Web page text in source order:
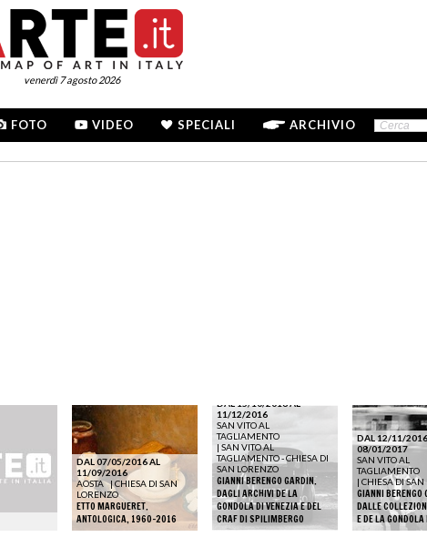
venerdì 7 agosto 2026
FOTO VIDEO SPECIALI ARCHIVIO
DAL 07/05/2016 AL
11/09/2016
AOSTA |CHIESA DI SAN
LORENZO
ETTO MARGUERET.
ANTOLOGICA, 1960-2016
DAL 15/10/2016 AL
11/12/2016
SAN VITO AL
TAGLIAMENTO
| SAN VITO AL
TAGLIAMENTO - CHIESA DI
SAN LORENZO
GIANNI BERENGO GARDIN.
DAGLI ARCHIVI DE LA
GONDOLA DI VENEZIA E DEL
CRAF DI SPILIMBERGO
DAL 12/11/
08/01/2017
SAN VITO AL
TAGLIAMENTO
| CHIESA DI SAN
GIANNI BERENGO
DALLE
E DE LA